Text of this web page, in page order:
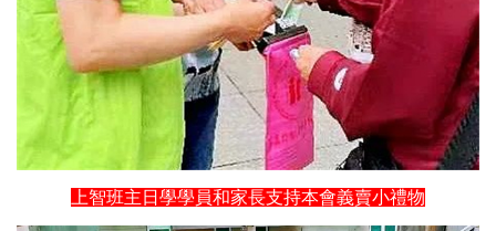
上智班主日學學員和家長支持本會義賣小禮物